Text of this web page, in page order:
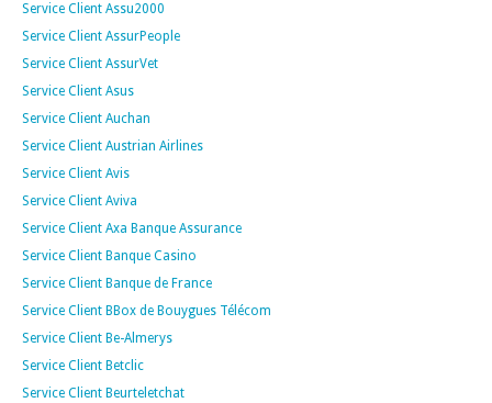
Service Client Assu2000
Service Client AssurPeople
Service Client AssurVet
Service Client Asus
Service Client Auchan
Service Client Austrian Airlines
Service Client Avis
Service Client Aviva
Service Client Axa Banque Assurance
Service Client Banque Casino
Service Client Banque de France
Service Client BBox de Bouygues Télécom
Service Client Be-Almerys
Service Client Betclic
Service Client Beurteletchat